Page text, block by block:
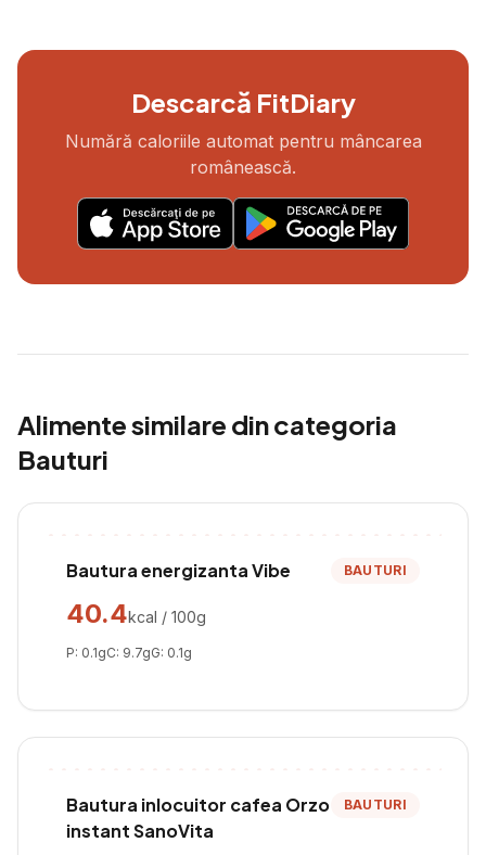
Descarcă FitDiary
Numără caloriile automat pentru mâncarea
românească.
Alimente similare din categoria
Bauturi
Bautura energizanta Vibe BAUTURI
40.4kcal / 100g
P: 0.1gC: 9.7gG: 0.1g
Bautura inlocuitor cafea Orzo
instant SanoVita
BAUTURI